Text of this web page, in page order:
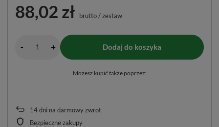
14dni na darmowy zwrot
Bezpieczne zakupy
88,02 zł brutto/zestaw
- + Dodaj do koszyka
Możesz kupić także poprzez: